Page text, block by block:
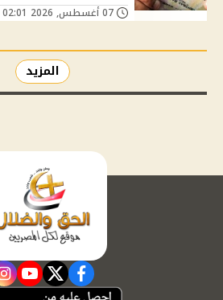
المزيد
facebook
twitter